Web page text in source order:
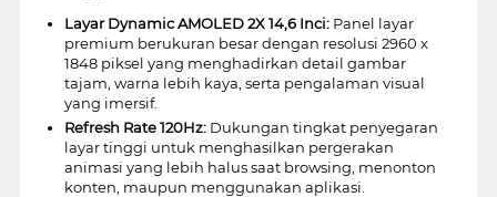
Layar Dynamic AMOLED 2X 14,6 Inci:Panel layar
premium berukuran besar dengan resolusi 2960 x
1848 piksel yang menghadirkan detail gambar
tajam, warna lebih kaya, serta pengalaman visual
yang imersif.
Refresh Rate 120Hz:Dukungan tingkat penyegaran
layar tinggi untuk menghasilkan pergerakan
animasi yang lebih halus saat browsing, menonton
konten, maupun menggunakan aplikasi.